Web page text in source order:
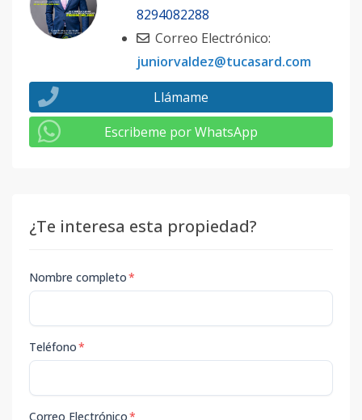
8294082288
Correo Electrónico:
juniorvaldez@tucasard.com
Llámame
Escribeme por WhatsApp
¿Te interesa esta propiedad?
Nombre completo*
Teléfono*
Correo Electrónico*